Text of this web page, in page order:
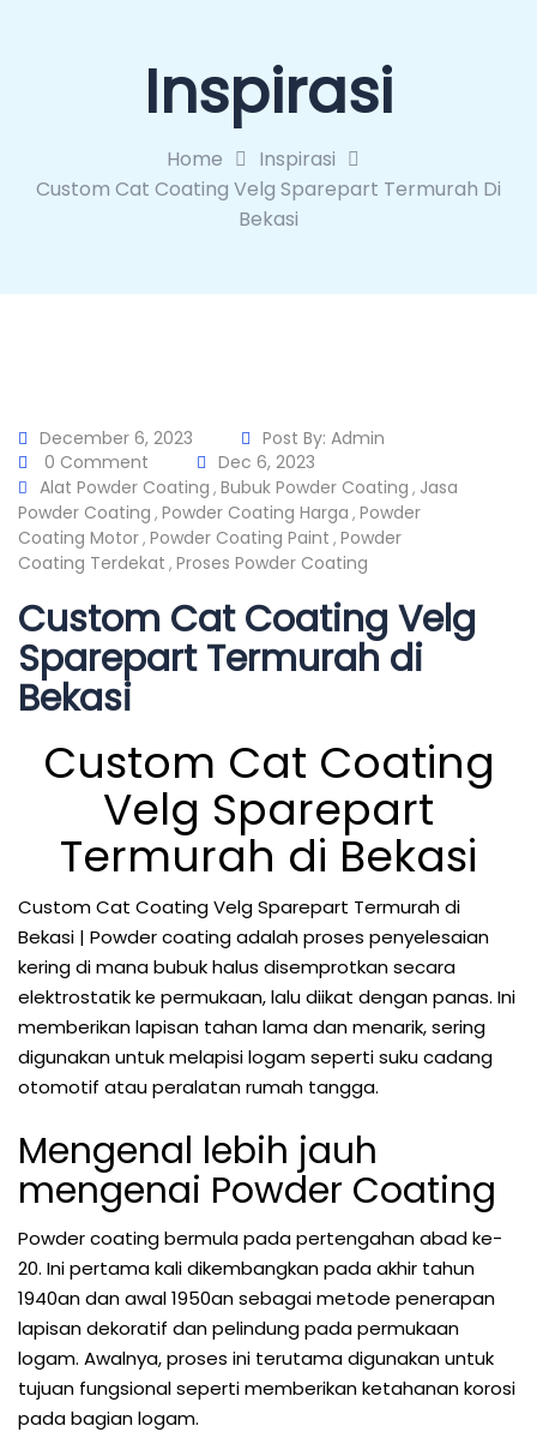
Inspirasi
Home
Inspirasi
Custom Cat Coating Velg Sparepart Termurah Di
Bekasi
December 6, 2023 Post By: Admin
0 Comment
Dec 6, 2023
Alat Powder Coating , Bubuk Powder Coating , Jasa
Powder Coating , Powder Coating Harga , Powder
Coating Motor, Powder Coating Paint , Powder
Coating Terdekat , Proses Powder Coating
Custom Cat Coating Velg
Sparepart Termurah di
Bekasi
Custom Cat Coating
Velg Sparepart
Termurah di Bekasi
Custom Cat Coating Velg Sparepart Termurah di
Bekasi | Powder coating adalah proses penyelesaian
kering di mana bubuk halus disemprotkan secara
elektrostatik ke permukaan, lalu diikat dengan panas. Ini
memberikan lapisan tahan lama dan menarik, sering
digunakan untuk melapisi logam seperti suku cadang
otomotif atau peralatan rumah tangga.
Mengenal lebih jauh
mengenai Powder Coating
Powder coating bermula pada pertengahan abad ke-
20. Ini pertama kali dikembangkan pada akhir tahun
1940an dan awal 1950an sebagai metode penerapan
lapisan dekoratif dan pelindung pada permukaan
logam. Awalnya, proses ini terutama digunakan untuk
tujuan fungsional seperti memberikan ketahanan korosi
pada bagian logam.